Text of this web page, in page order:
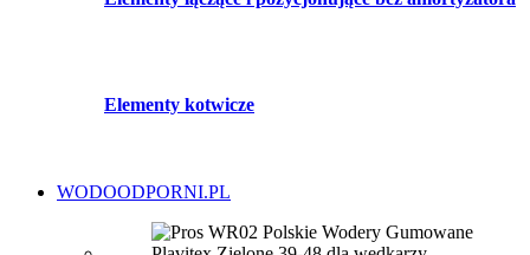
Elementy kotwicze
WODOODPORNI.PL